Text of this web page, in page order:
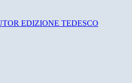
EDIZIONE TEDESCO